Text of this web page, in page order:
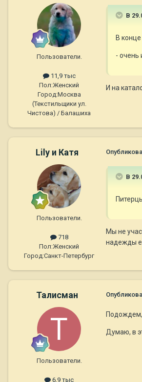
Пользователи.
11,9 тыс
Пол:Женский
Город:Москва
(Текстильщики ул.
Чистова) / Балашиха
В
В
- очень
И на
Lily и Катя
Пользователи.
718
Пол:Женский
Город:Санкт-Петербург
В
Мы не
надежды
Талисман
Пользователи.
6,9 тыс
Подождем,
Думаю, в